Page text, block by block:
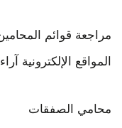
مراجعة قوائم
المواقع الإلكترونية
محامي الصفقات